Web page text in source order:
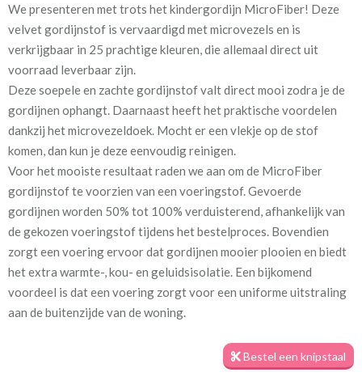
Tk.Microfibre 0051 light
Stofbreedte:
Mate van verduistering:
Geen (voering optioneel
tijdens bestelproces)
Meestal eerder, maar houd
rekening met
Binnen één week (in doos)
Materiaal: 100% microfibre polyester
Bij de productie van de gordijnen houden we rekening met jouw
opgegeven maatvoering, zodat deze perfect passen in de
We presenteren met trots het kindergordijn MicroFiber! Deze
velvet gordijnstof is vervaardigd met microvezels en is
verkrijgbaar in 25 prachtige kleuren, die allemaal direct uit
voorraad leverbaar zijn.
Deze soepele en zachte gordijnstof valt direct mooi zodra je de
gordijnen ophangt. Daarnaast heeft het praktische voordelen
dankzij het microvezeldoek. Mocht er een vlekje op de stof
komen, dan kun je deze eenvoudig reinigen.
Voor het mooiste resultaat raden we aan om de MicroFiber
gordijnstof te voorzien van een voeringstof. Gevoerde
gordijnen worden 50% tot 100% verduisterend, afhankelijk van
de gekozen voeringstof tijdens het bestelproces. Bovendien
zorgt een voering ervoor dat gordijnen mooier plooien en biedt
het extra warmte-, kou- en geluidsisolatie. Een bijkomend
voordeel is dat een voering zorgt voor een uniforme uitstraling
aan de buitenzijde van de woning.
Bestel een knipstaal